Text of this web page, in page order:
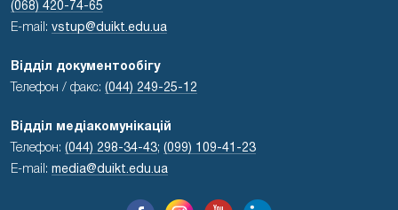
(068) 420-74-65
E-mail: vstup@duikt.edu.ua
Відділ документообігу
Телефон / факс: (044) 249-25-12
Відділ медіакомунікацій
Телефон: (044) 298-34-43; (099) 109-41-23
E-mail: media@duikt.edu.ua